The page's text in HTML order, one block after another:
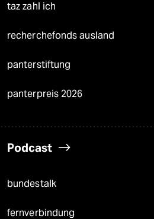
taz zahl ich
recherchefonds ausland
panterstiftung
panterpreis 2026
Podcast
bundestalk
fernverbindung